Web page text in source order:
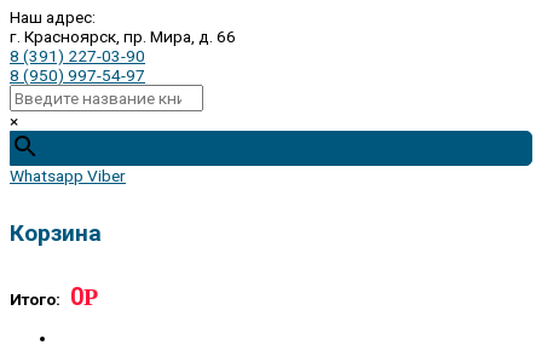
Наш адрес:
г. Красноярск, пр. Мира, д. 66
8 (391) 227-03-90
8 (950) 997-54-97
×
Whatsapp Viber
Корзина
Итого: 0Р